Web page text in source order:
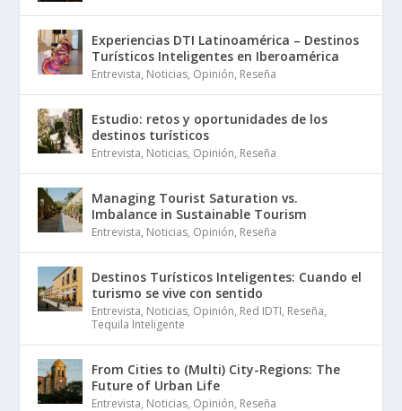
Experiencias DTI Latinoamérica – Destinos
Turísticos Inteligentes en Iberoamérica
Entrevista, Noticias, Opinión, Reseña
Estudio: retos y oportunidades de los
destinos turísticos
Entrevista, Noticias, Opinión, Reseña
Managing Tourist Saturation vs.
Imbalance in Sustainable Tourism
Entrevista, Noticias, Opinión, Reseña
Destinos Turísticos Inteligentes: Cuando el
turismo se vive con sentido
Entrevista, Noticias, Opinión, Red IDTI, Reseña,
Tequila Inteligente
From Cities to (Multi) City-Regions: The
Future of Urban Life
Entrevista, Noticias, Opinión, Reseña